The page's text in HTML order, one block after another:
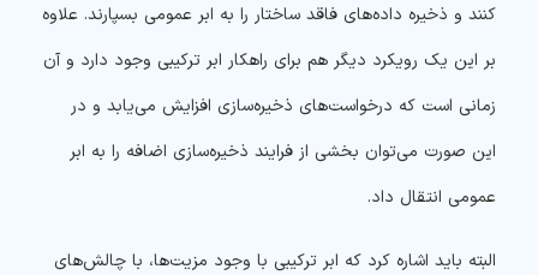
کنند و ذخیره داده‌های فاقد ساختار را به ابر عمومی بسپارند. علاوه
بر این یک رویکرد دیگر هم برای راهکار ابر ترکیبی وجود دارد و آن
زمانی است که درخواست‌های ذخیره‌سازی افزایش می‌یابد و در
این صورت می‌توان بخشی از فرایند ذخیره‌سازی اضافه را به ابر
عمومی انتقال داد.
البته باید اشاره کرد که ابر ترکیبی با وجود مزیت‌ها، با چالش‌های